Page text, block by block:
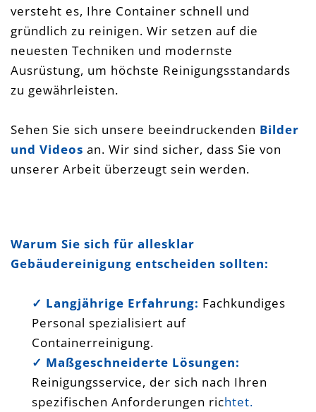
versteht es, Ihre Container schnell und
gründlich zu reinigen. Wir setzen auf die
neuesten Techniken und modernste
Ausrüstung, um höchste Reinigungsstandards
zu gewährleisten.
Sehen Sie sich unsere beeindruckenden Bilder
und Videos an. Wir sind sicher, dass Sie von
unserer Arbeit überzeugt sein werden.
Weiterstadt Baucontainer
Warum Sie sich für allesklar
Gebäudereinigung entscheiden sollten:
✓ Langjährige Erfahrung: Fachkundiges
Personal spezialisiert auf
Containerreinigung.
✓ Maßgeschneiderte Lösungen:
Reinigungsservice, der sich nach Ihren
spezifischen Anforderungen richtet.